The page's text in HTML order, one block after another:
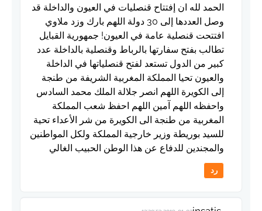
الحمد لله ان إفتتاح قنصليات في العيون والداخلة قد
وصل العددها إلى 30 دولة اللهم بارك وزد ملاوي
افتتحت قنصلية عامة في العيون! جمهورية القبايل
تطالب بفتح سفارتها بالرباط وقنصلية بالداخلة عدد
كبير من الدول تستعد لفتح قنصلياتها في الداخلة
والعيون تحيا المملكة المغربية الشريفة من طنجة
إلى الكويرة اللهم انصر جلالة الملك محمد السادس
واحفظه اللهم آمين اللهم احفظ شعب المملكة
المغربية من طنجة الى الكويرة من شر الأعداء تحية
للسيد بوريطة وزير خارجية المملكة ولكل المواطنين
والمجندين للدفاع عن هذا الوطن الحبيب الغالي
رد